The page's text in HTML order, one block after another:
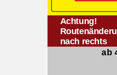
Achtung!
nach rechts
ab